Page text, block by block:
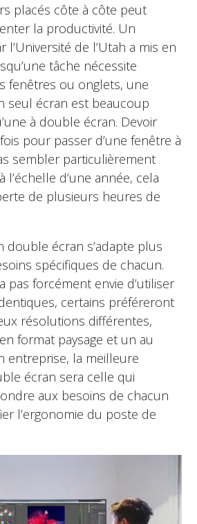
placés côte à côte peut
la productivité. Un
l’Université de l’Utah a mis en
tâche nécessite
fenêtres ou onglets, une
seul écran est beaucoup
à double écran. Devoir
pour passer d’une fenêtre à
sembler particulièrement
l’échelle d’une année, cela
de plusieurs heures de
double écran s’adapte plus
spécifiques de chacun.
pas forcément envie d’utiliser
certains préféreront
résolutions différentes,
format paysage et un au
entreprise, la meilleure
écran sera celle qui
aux besoins de chacun
l’ergonomie du poste de